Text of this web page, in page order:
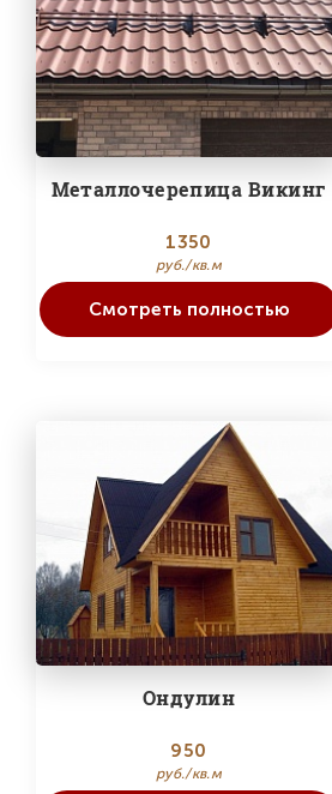
Металлочерепица Викинг
1350
руб./кв.м
Смотреть полностью
Ондулин
950
руб./кв.м